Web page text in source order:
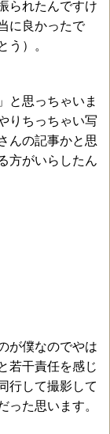
られたんですけ
に良かったで
う）。
と思っちゃいま
りちっちゃい写
んの記事かと思
方がいらしたん
が僕なのでやは
若干責任を感じ
行して撮影して
った思います。